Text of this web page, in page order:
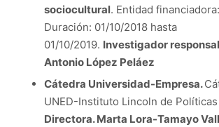
sociocultural. Entidad
Duración: 01/10/2018 hasta
01/10/2019. Investigador
Antonio López Peláez
Cátedra Universidad-Empresa.
UNED-Instituto Lincoln de
Directora. Marta Lora-Tamayo